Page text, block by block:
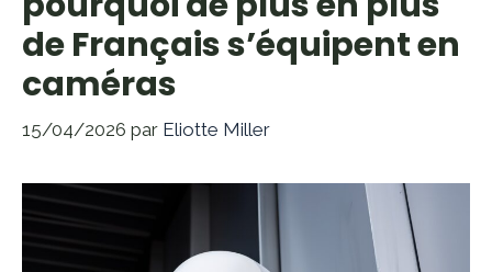
de Français s’équipent en
caméras
15/04/2026 par Eliotte Miller